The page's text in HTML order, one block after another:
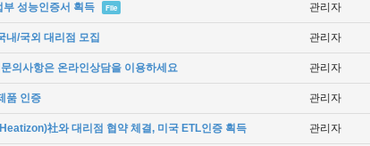
부 성능인증서 획득 File 관리자
내/국외 대리점 모집 관리자
의사항은 온라인상담을 이용하세요 관리자
품 인증 관리자
社와 대리점 협약 체결, 미국 ETL인증 획득 관리자